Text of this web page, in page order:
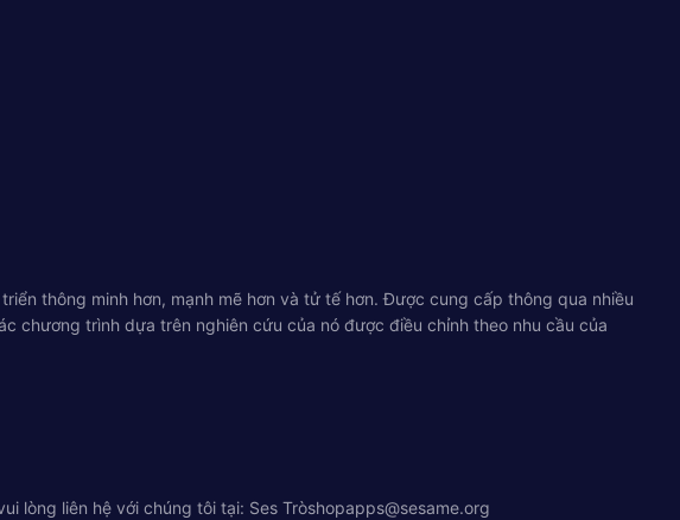
thông minh hơn, mạnh mẽ hơn và tử tế hơn. Được cung cấp thông qua nhiều
chương trình dựa trên nghiên cứu của nó được điều chỉnh theo nhu cầu của
lòng liên hệ với chúng tôi tại: Ses Tròshopapps@sesame.org